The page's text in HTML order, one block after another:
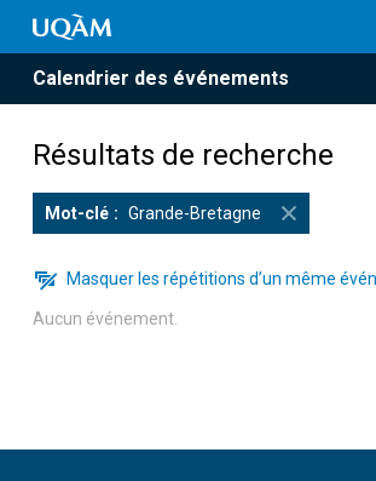
Calendrier des événements
Résultats de recherche
Mot-clé Grande-Bretagne
Masquer les répétitions d’un même
Aucun événement.